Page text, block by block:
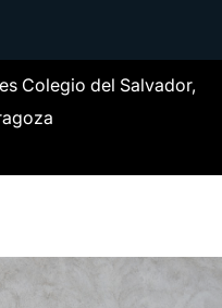
Colegio del Salvador,